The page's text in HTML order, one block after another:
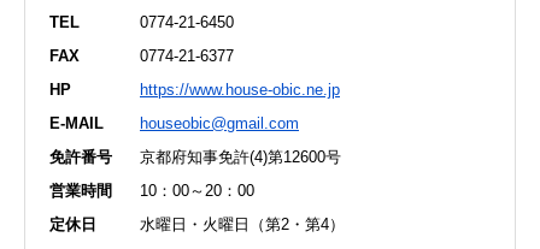
TEL
0774-21-6450
FAX
0774-21-6377
HP
https://www.house-obic.ne.jp
E-MAIL
houseobic@gmail.com
免許番号
京都府知事免許(4)第12600号
営業時間
10：00～20：00
定休日
水曜日・火曜日（第2・第4）